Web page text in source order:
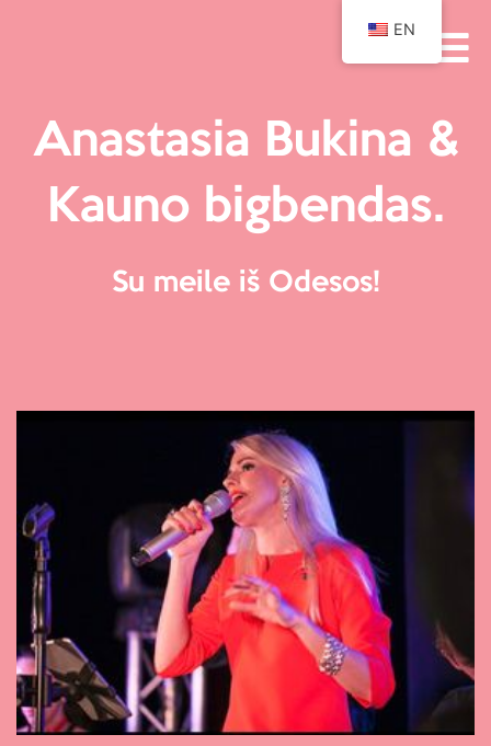
Anastasia Bukina &
Kauno bigbendas.
Su meile iš Odesos!
EN